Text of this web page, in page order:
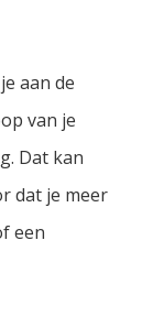
aan de
van je
Dat kan
dat je meer
een